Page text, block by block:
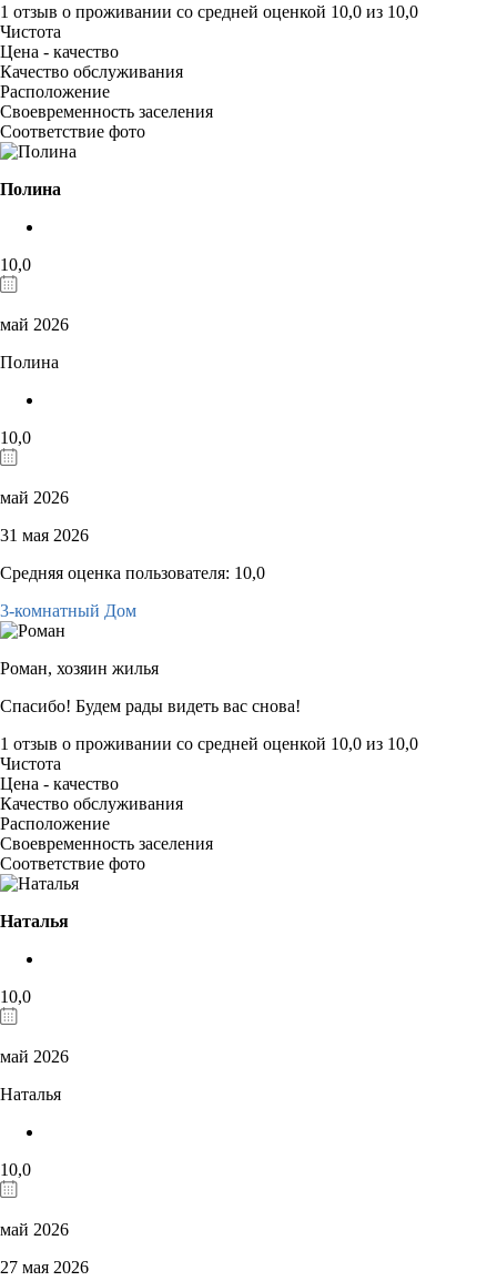
1 отзыв о проживании со средней оценкой 10,0 из 10,0
Чистота
Цена - качество
Качество обслуживания
Расположение
Своевременность заселения
Соответствие фото
Полина
10,0
май 2026
Полина
10,0
май 2026
31 мая 2026
Средняя оценка пользователя: 10,0
3-комнатный Дом
Роман, хозяин жилья
Спасибо! Будем рады видеть вас снова!
1 отзыв о проживании со средней оценкой 10,0 из 10,0
Чистота
Цена - качество
Качество обслуживания
Расположение
Своевременность заселения
Соответствие фото
Наталья
10,0
май 2026
Наталья
10,0
май 2026
27 мая 2026